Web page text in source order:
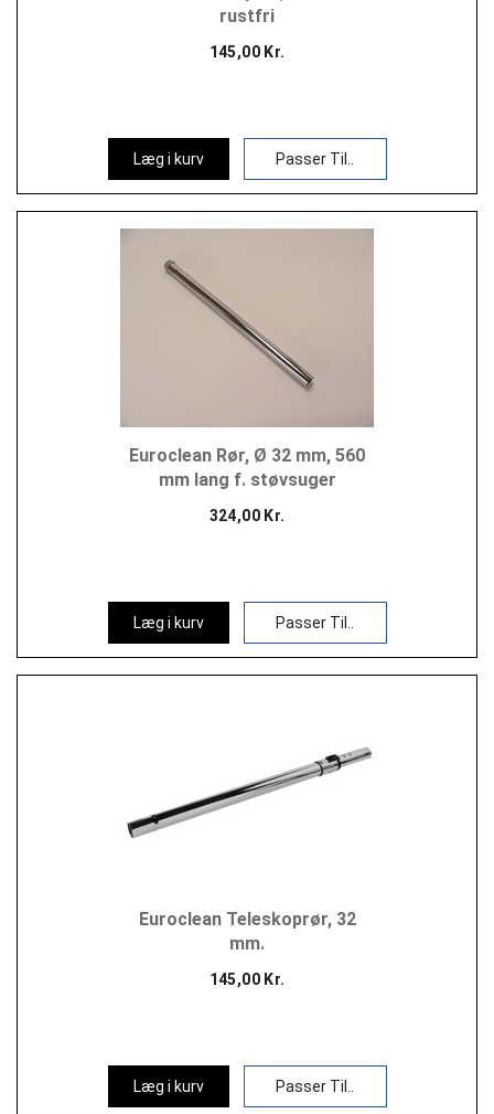
rustfri
145,00 Kr.
Læg i kurv Passer Til..
Euroclean Rør, Ø 32 mm, 560
mm lang f. støvsuger
324,00 Kr.
Læg i kurv Passer Til..
Euroclean Teleskoprør, 32
mm.
145,00 Kr.
Læg i kurv Passer Til..